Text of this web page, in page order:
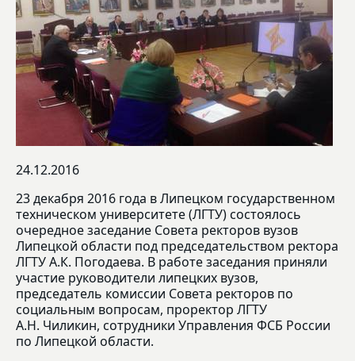
24.12.2016
23 декабря 2016 года в Липецком государственном
техническом университете (ЛГТУ) cостоялось
очередное заседание Совета ректоров вузов
Липецкой области под председательством ректора
ЛГТУ А.К. Погодаева. В работе заседания приняли
участие руководители липецких вузов,
председатель комиссии Совета ректоров по
социальным вопросам, проректор ЛГТУ
А.Н. Чиликин, сотрудники Управления ФСБ России
по Липецкой области.